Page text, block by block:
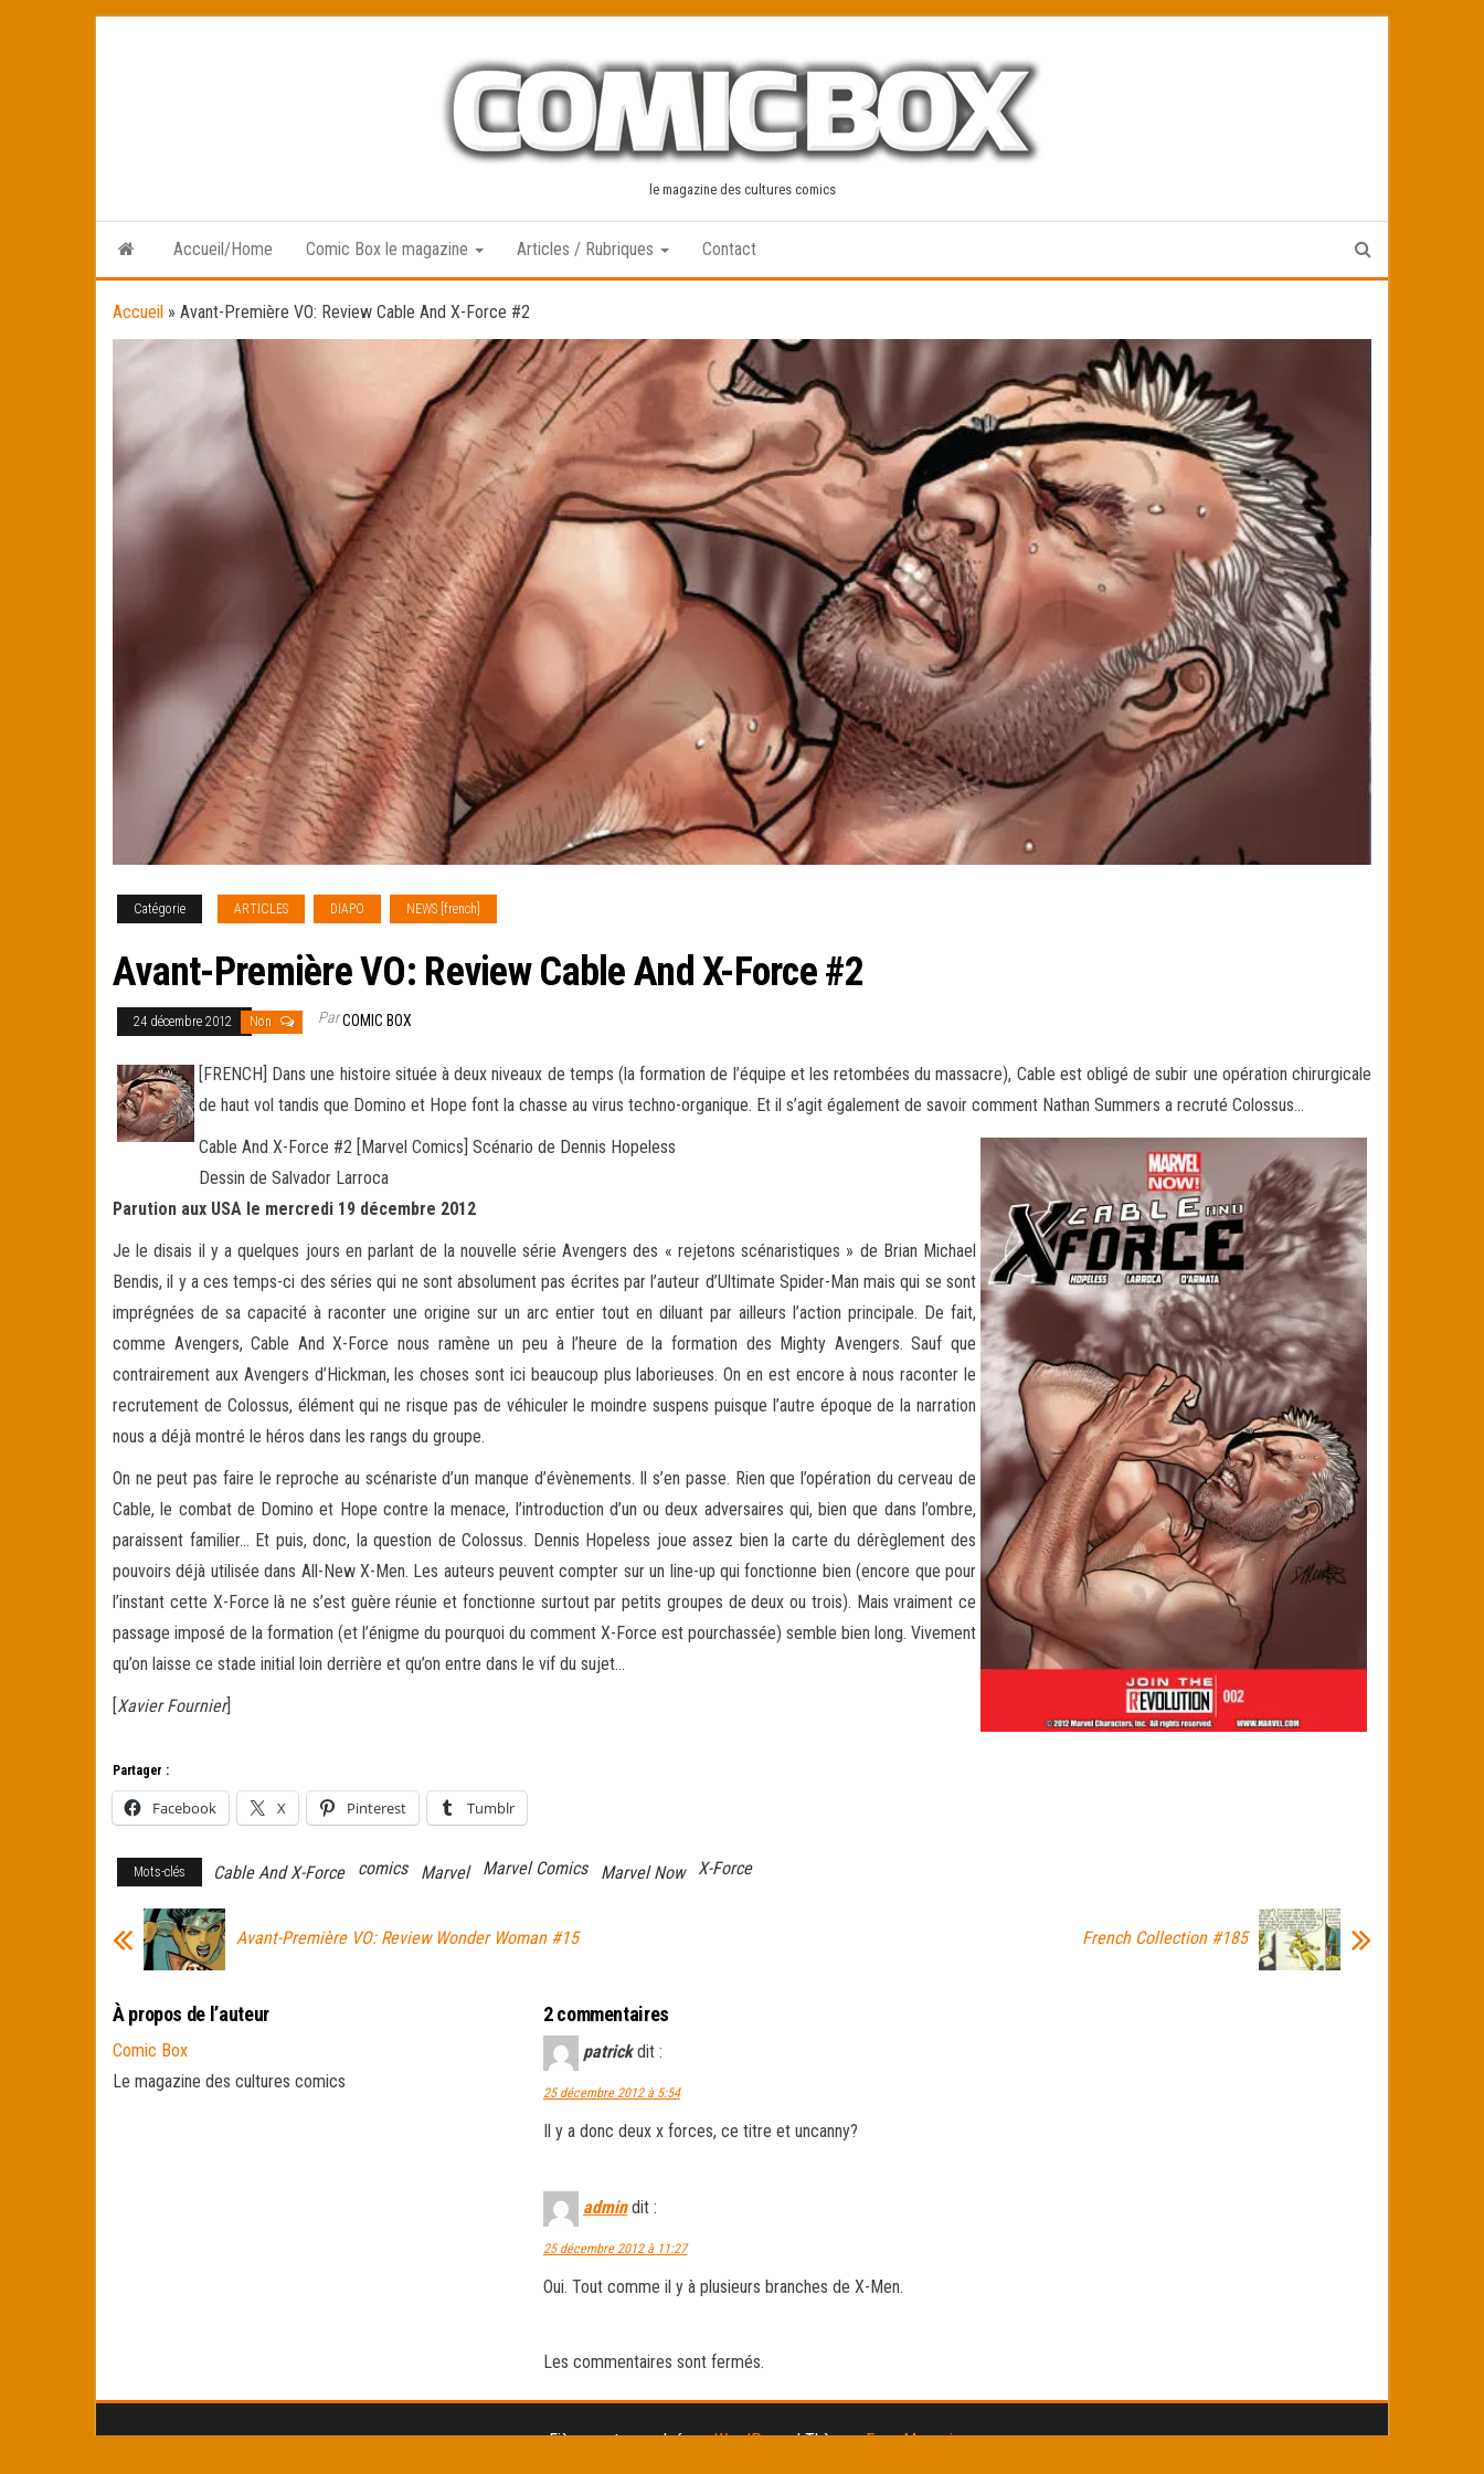
le magazine des cultures comics
Accueil/Home Comic Box le magazine Articles / Rubriques Contact
Accueil » Avant-Première VO: Review Cable And X-Force #2
Catégorie ARTICLES DIAPO NEWS [french]
Avant-Première VO: Review Cable And X-Force #2
24 décembre 2012 Non ParCOMIC BOX
[FRENCH] Dans une histoire située à deux niveaux de temps (la formation de l’équipe et les retombées du massacre), Cable est obligé de subir une opération chirurgicale
de haut vol tandis que Domino et Hope font la chasse au virus techno-organique. Et il s’agit également de savoir comment Nathan Summers a recruté Colossus…
Cable And X-Force #2 [Marvel Comics] Scénario de Dennis Hopeless
Dessin de Salvador Larroca
Parution aux USA le mercredi 19 décembre 2012
Je le disais il y a quelques jours en parlant de la nouvelle série Avengers des « rejetons scénaristiques » de Brian Michael
Bendis, il y a ces temps-ci des séries qui ne sont absolument pas écrites par l’auteur d’Ultimate Spider-Man mais qui se sont
imprégnées de sa capacité à raconter une origine sur un arc entier tout en diluant par ailleurs l’action principale. De fait,
comme Avengers, Cable And X-Force nous ramène un peu à l’heure de la formation des Mighty Avengers. Sauf que
contrairement aux Avengers d’Hickman, les choses sont ici beaucoup plus laborieuses. On en est encore à nous raconter le
recrutement de Colossus, élément qui ne risque pas de véhiculer le moindre suspens puisque l’autre époque de la narration
nous a déjà montré le héros dans les rangs du groupe.
On ne peut pas faire le reproche au scénariste d’un manque d’évènements. Il s’en passe. Rien que l’opération du cerveau de
Cable, le combat de Domino et Hope contre la menace, l’introduction d’un ou deux adversaires qui, bien que dans l’ombre,
paraissent familier… Et puis, donc, la question de Colossus. Dennis Hopeless joue assez bien la carte du dérèglement des
pouvoirs déjà utilisée dans All-New X-Men. Les auteurs peuvent compter sur un line-up qui fonctionne bien (encore que pour
l’instant cette X-Force là ne s’est guère réunie et fonctionne surtout par petits groupes de deux ou trois). Mais vraiment ce
passage imposé de la formation (et l’énigme du pourquoi du comment X-Force est pourchassée) semble bien long. Vivement
qu’on laisse ce stade initial loin derrière et qu’on entre dans le vif du sujet…
[Xavier Fournier]
Partager :
Facebook X Pinterest Tumblr
Mots-clés Cable And X-Force comics Marvel Marvel Comics Marvel Now X-Force
Avant-Première VO: Review Wonder Woman #15 French Collection #185
À propos de l’auteur
Comic Box
Le magazine des cultures comics
2 commentaires
patrick dit :
25 décembre 2012 à 5:54
Il y a donc deux x forces, ce titre et uncanny?
admin dit :
25 décembre 2012 à 11:27
Oui. Tout comme il y à plusieurs branches de X-Men.
Les commentaires sont fermés.
Fièrement propulsé parWordPress |Thème :Envo Magazine